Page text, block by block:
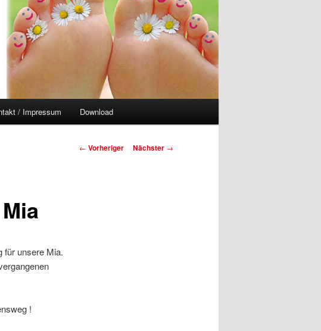
/ Impressum Download
Beitragsnavigation
← Vorheriger Nächster →
für unsere Mia.
!